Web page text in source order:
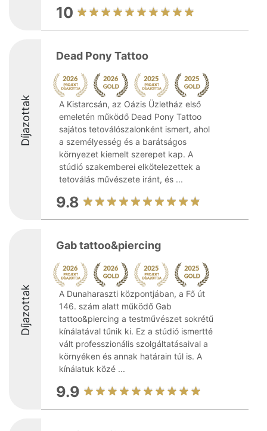
10
Díjazottak
Dead Pony Tattoo
A Kistarcsán, az Oázis Üzletház első
emeletén működő Dead Pony Tattoo
sajátos tetoválószalonként ismert, ahol
a személyesség és a barátságos
környezet kiemelt szerepet kap. A
stúdió szakemberei elkötelezettek a
tetoválás művészete iránt, és ...
9.8
Díjazottak
Gab tattoo&piercing
A Dunaharaszti központjában, a Fő út
146. szám alatt működő Gab
tattoo&piercing a testművészet sokrétű
kínálatával tűnik ki. Ez a stúdió ismertté
vált professzionális szolgáltatásaival a
környéken és annak határain túl is. A
kínálatuk közé ...
9.9